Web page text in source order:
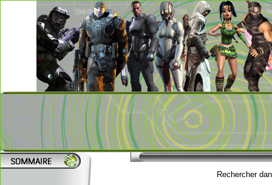
Rechercher